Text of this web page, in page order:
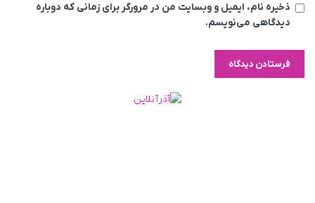
ذخیره نام، ایمیل و وبسایت من در مرورگر برای زمانی که دوباره
دیدگاهی می‌نویسم.